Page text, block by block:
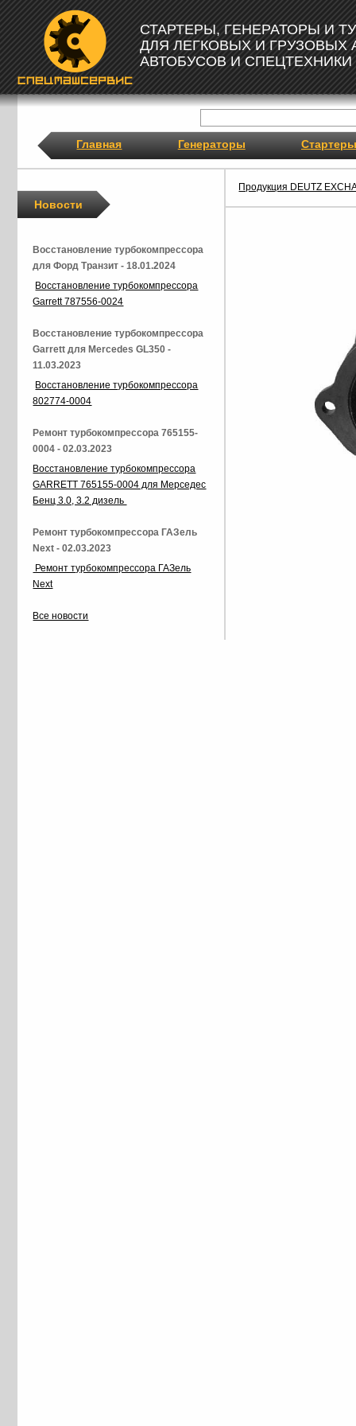
СТАРТЕРЫ, ГЕНЕРАТОРЫ И
ДЛЯ ЛЕГКОВЫХ И ГРУЗОВЫХ
АВТОБУСОВ И СПЕЦТЕХНИКИ
Главная Генераторы Стартеры
Продукция DEUTZ
Новости
Восстановление турбокомпрессора
для Форд Транзит - 18.01.2024
Восстановление турбокомпрессора
Garrett 787556-0024
Восстановление турбокомпрессора
Garrett для Mercedes GL350 -
11.03.2023
Восстановление турбокомпрессора
802774-0004
Ремонт турбокомпрессора 765155-
0004 - 02.03.2023
Восстановление турбокомпрессора
GARRETT 765155-0004 для Мерседес
Бенц 3.0, 3.2 дизель
Ремонт турбокомпрессора ГАЗель
Next - 02.03.2023
Ремонт турбокомпрессора ГАЗель
Next
Все новости